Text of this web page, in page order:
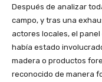
Después de analizar
campo, y tras una
actores locales, el
había estado
madera o productos
reconocido de manera